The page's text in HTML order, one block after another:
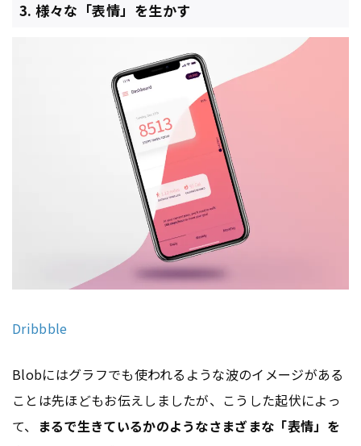
3. 様々な「表情」を生かす
Dribbble
Blobにはグラフでも使われるような波のイメージがある
ことは先ほどもお伝えしましたが、こうした起伏によっ
て、 まるで生きているかのようなさまざまな「表情」を